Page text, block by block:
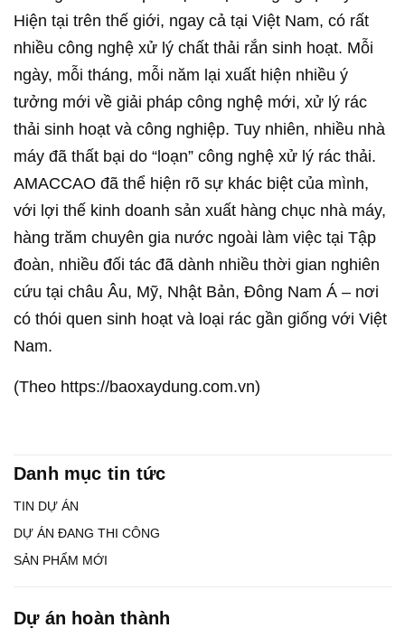
Hiện tại trên thế giới, ngay cả tại Việt Nam, có rất
nhiều công nghệ xử lý chất thải rắn sinh hoạt. Mỗi
ngày, mỗi tháng, mỗi năm lại xuất hiện nhiều ý
tưởng mới về giải pháp công nghệ mới, xử lý rác
thải sinh hoạt và công nghiệp. Tuy nhiên, nhiều nhà
máy đã thất bại do “loạn” công nghệ xử lý rác thải.
AMACCAO đã thể hiện rõ sự khác biệt của mình,
với lợi thế kinh doanh sản xuất hàng chục nhà máy,
hàng trăm chuyên gia nước ngoài làm việc tại Tập
đoàn, nhiều đối tác đã dành nhiều thời gian nghiên
cứu tại châu Âu, Mỹ, Nhật Bản, Đông Nam Á – nơi
có thói quen sinh hoạt và loại rác gần giống với Việt
Nam.
(Theo https://baoxaydung.com.vn)
Danh mục tin tức
TIN DỰ ÁN
DỰ ÁN ĐANG THI CÔNG
SẢN PHẨM MỚI
Dự án hoàn thành